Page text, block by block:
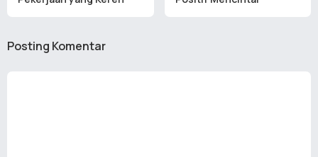
Posting Komentar